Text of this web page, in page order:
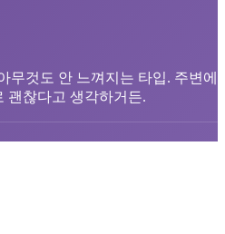
무것도 안 느껴지는 타입. 주변에
괜찮다고 생각하거든.